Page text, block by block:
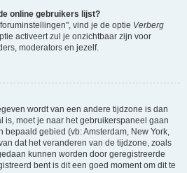
online gebruikers lijst?
vind je de optie Verberg
activeert zul je onzichtbaar zijn voor
moderators en jezelf.
wordt van een andere tijdzone is dan
is, moet je naar het gebruikerspaneel gaan
gebied (vb: Amsterdam, New York,
dat het veranderen van de tijdzone, zoals
kunnen worden door geregistreerde
bent is dit een goed moment om dit te